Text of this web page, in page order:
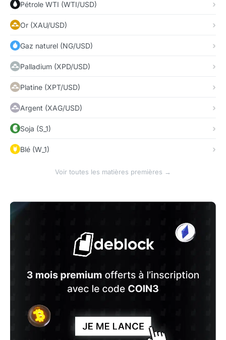
Pétrole WTI (WTI/USD)
Or (XAU/USD)
Gaz naturel (NG/USD)
Palladium (XPD/USD)
Platine (XPT/USD)
Argent (XAG/USD)
Soja (S_1)
Blé (W_1)
Voir toutes les matières premières →